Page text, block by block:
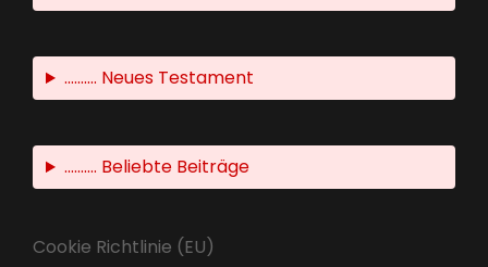
.......... Neues Testament
.......... Beliebte Beiträge
Cookie Richtlinie (EU)